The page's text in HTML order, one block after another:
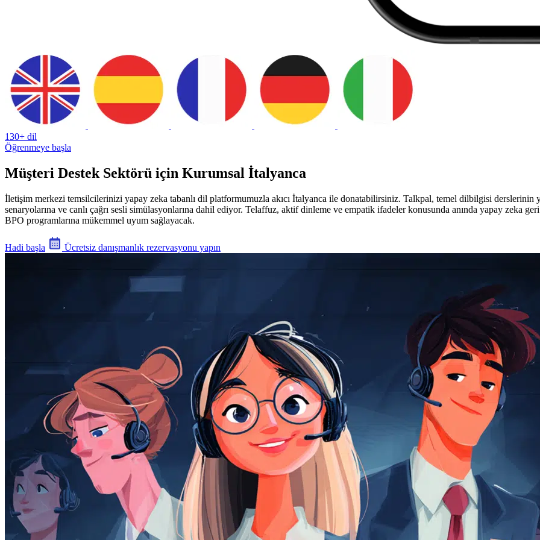
130+ dil
Öğrenmeye başla
Müşteri Destek Sektörü için Kurumsal İtalyanca
İletişim merkezi temsilcilerinizi yapay zeka tabanlı dil platformumuzla akıcı İtalyanca ile donatabilirsiniz. Talkpal, temel dilbilgisi
senaryolarına ve canlı çağrı sesli simülasyonlarına dahil ediyor. Telaffuz, aktif dinleme ve empatik ifadeler konusunda anında yapay zeka
BPO programlarına mükemmel uyum sağlayacak.
Hadi başla Ücretsiz danışmanlık rezervasyonu yapın